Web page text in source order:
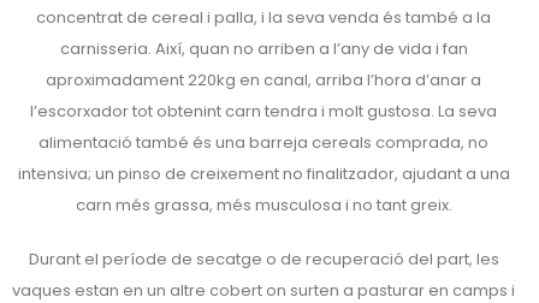
concentrat de cereal i palla, i la seva venda és també a la
carnisseria. Així, quan no arriben a l’any de vida i fan
aproximadament 220kg en canal, arriba l’hora d’anar a
l’escorxador tot obtenint carn tendra i molt gustosa. La seva
alimentació també és una barreja cereals comprada, no
intensiva; un pinso de creixement no finalitzador, ajudant a una
carn més grassa, més musculosa i no tant greix.
Durant el període de secatge o de recuperació del part, les
vaques estan en un altre cobert on surten a pasturar en camps i